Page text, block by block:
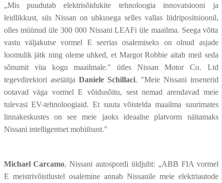
„Mis puudutab elektrisõidukite tehnoloogia innovatsiooni ja
leidlikkust, siis Nissan on uhkusega selles vallas liidripositsioonil,
olles müünud üle 300 000 Nissani LEAFi üle maailma. Seega võtta
vastu väljakutse vormel E seerias osalemiseks on olnud asjade
loomulik jätk ning oleme uhked, et Margot Robbie aitab meil seda
sõnumit viia kogu maailmale." ütles Nissan Motor Co. Ltd
tegevdirektori asetäitja Daniele Schillaci. "Meie Nissani insenerid
ootavad väga vormel E võidusõitu, sest nemad arendavad meie
tulevasi EV-tehnoloogiaid. Et suuta võistelda maailma suurimates
linnakeskustes on see meie jaoks ideaalne platvorm näitamaks
Nissani intelligentset mobiilsust."
Michael Carcamo, Nissani autospordi üldjuht: „ABB FIA vormel
E meistrivõistlustel osalemine annab Nissanile meie elektriautode